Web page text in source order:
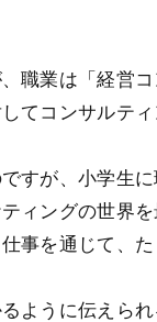
職業は「経営
てコンサルティ
が、小学生に
ィングの世界
事を通じて、
ように伝えられ